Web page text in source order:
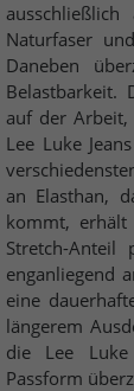
Naturfaser
Daneben
Belastbarkeit.
auf der
Lee Luke
an Elasthan,
kommt, erhält
Stretch-
enganliegend
eine
längerem
die Lee
Passform